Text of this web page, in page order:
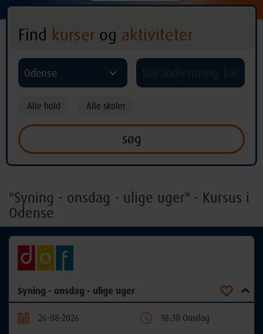
Find kurser og aktiviteter
Odense ^
Alle hold Alle skoler
"Syning - onsdag - ulige uger" - Kursus i
Odense
Syning - onsdag - ulige uger
26-08-2026 18:30 Onsdag